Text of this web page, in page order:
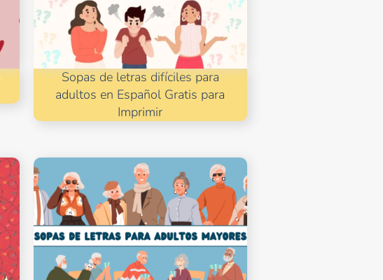
Sopas de letras difíciles para
adultos en Español Gratis para
Imprimir